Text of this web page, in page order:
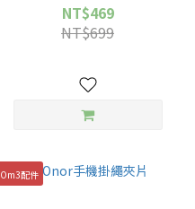
NT$469
NT$699
Om3配件